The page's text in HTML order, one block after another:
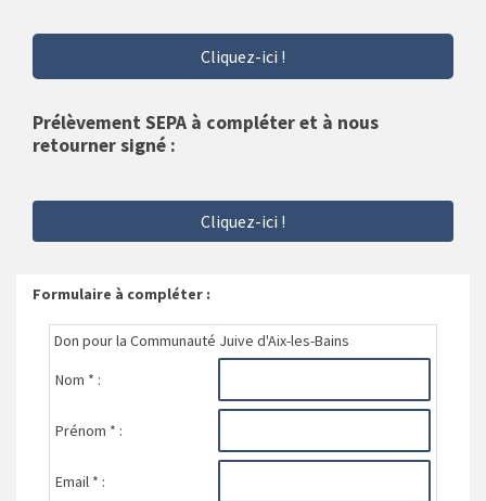
Cliquez-ici !
Prélèvement SEPA à compléter et à nous
retourner signé :
Cliquez-ici !
Formulaire à compléter :
Don pour la Communauté Juive d'Aix-les-Bains
Nom * :
Prénom * :
Email * :